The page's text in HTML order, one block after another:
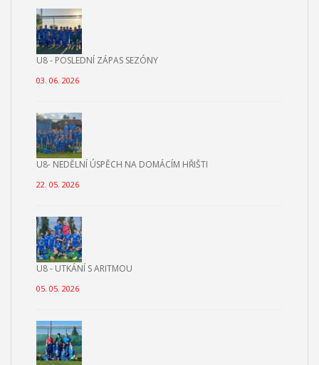
U8 - POSLEDNÍ ZÁPAS SEZÓNY
03. 06. 2026
U8- NEDĚLNÍ ÚSPĚCH NA DOMÁCÍM HŘIŠTI
22. 05. 2026
U8 - UTKÁNÍ S ARITMOU
05. 05. 2026